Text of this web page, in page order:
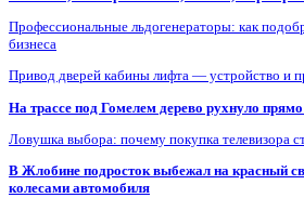
Профессиональные льдогенераторы: как
бизнеса
Привод дверей кабины лифта — устройство и
На трассе под Гомелем дерево рухнуло
Ловушка выбора: почему покупка телевизора
В Жлобине подросток выбежал на красный
колесами автомобиля